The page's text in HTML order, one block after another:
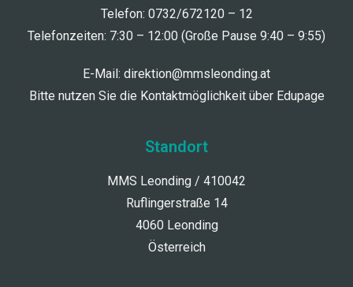
Telefon: 0732/672120 – 12
Telefonzeiten: 7:30 – 12:00 (Große Pause 9:40 – 9:55)
E-Mail: direktion@mmsleonding.at
Bitte nutzen Sie die Kontaktmöglichkeit über Edupage
Standort
MMS Leonding / 410042
Ruflingerstraße 14
4060 Leonding
Österreich